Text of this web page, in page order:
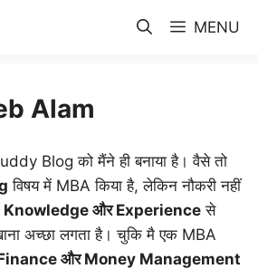
MENU
Alam
Blog को मैंने ही बनाया है। वैसे तो
विषय में MBA किया है, लेकिन नौकरी नहीं
Knowledge और Experience से
अच्छा लगता है। चुकि मै एक MBA
और Money Management